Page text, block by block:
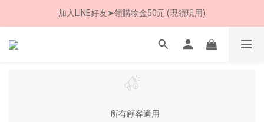
加入LINE好友➤領購物金50元 (現領現用)
加入LINE好友➤領購物金50元 (現領現用)
所有顧客適用